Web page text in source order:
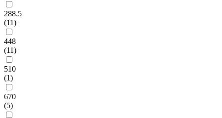
288.5
(11)
448
(11)
510
(1)
670
(5)